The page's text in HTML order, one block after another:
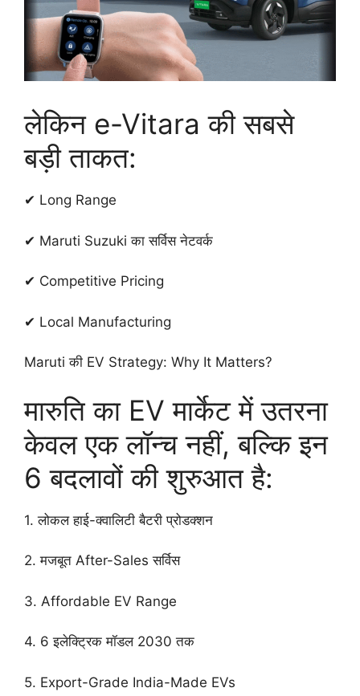
लेकिन e-Vitara की सबसे
बड़ी ताकत:
✔ Long Range
✔ Maruti Suzuki का सर्विस नेटवर्क
✔ Competitive Pricing
✔ Local Manufacturing
Maruti की EV Strategy: Why It Matters?
मारुति का EV मार्केट में उतरना
केवल एक लॉन्च नहीं, बल्कि इन
6 बदलावों की शुरुआत है:
1. लोकल हाई-क्वालिटी बैटरी प्रोडक्शन
2. मजबूत After-Sales सर्विस
3. Affordable EV Range
4. 6 इलेक्ट्रिक मॉडल 2030 तक
5. Export-Grade India-Made EVs